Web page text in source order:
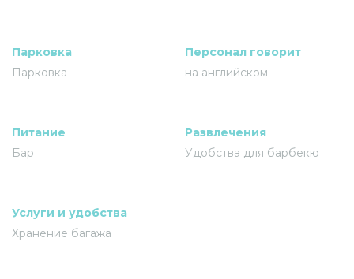
Парковка
Парковка
Персонал говорит
на английском
Питание
Бар
Развлечения
Удобства для барбекю
Услуги и удобства
Хранение багажа